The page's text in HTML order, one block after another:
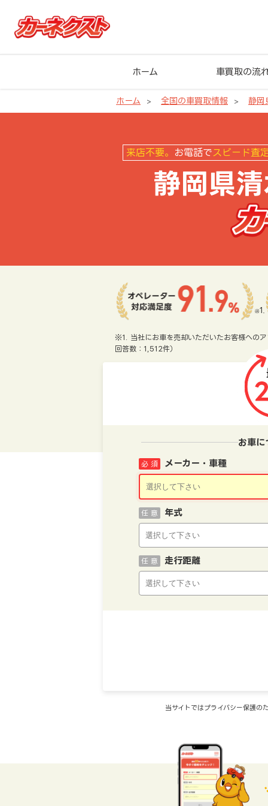
ホーム 車買取の流
ホーム 全国の車買取情報 静岡
来店不要。 お電話で スピード査
静岡県
※1. 当社にお車を売却いただいたお客様への
回答数：1,512件）
お車に
メーカー・車種
必 須
年式
任 意
走行距離
任 意
当サイトではプライバシー保護の